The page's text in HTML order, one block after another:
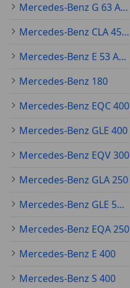
Mercedes-Benz G 63 AMG
Mercedes-Benz CLA 45 AMG
Mercedes-Benz E 53 AMG
Mercedes-Benz 180
Mercedes-Benz EQC 400
Mercedes-Benz GLE 400
Mercedes-Benz EQV 300
Mercedes-Benz GLA 250
Mercedes-Benz GLE 53 AMG
Mercedes-Benz EQA 250
Mercedes-Benz E 400
Mercedes-Benz S 400